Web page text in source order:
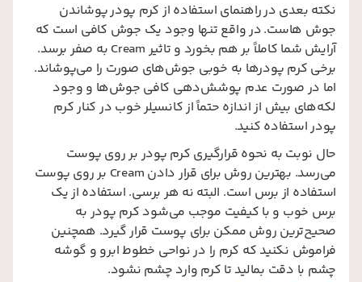
نکته بعدی در راهنمای استفاده از کرم پودر پوشاندن
جوش‌ هاست. در واقع تنها وجود یک جوش کافی است که
آرایش شما کاملاً بر هم بخورد و تاثیر Cream به صفر برسد.
برخی کرم پودرها به خوبی جوش‌های صورت را می‌پوشاند.
اما در صورت عدم پوشش‌دهی کافی جوش‌ها و وجود
لکه‌های بیش از اندازه حتماً از کانسیلر خوب در کنار کرم
پودر استفاده کنید.
حال نوبت به نحوه قرارگیری کرم پودر بر روی پوست
می‌رسد. بهترین روش برای قرار دادن Cream بر روی پوست
استفاده از برس است. البته نه هر برسی. استفاده از یک
برس خوب و با کیفیت موجب می‌شود کرم پودر به
صحیح‌ترین روش ممکن برای پوست قرار گیرد. همچنین
فراموش نکنید که کرم را در نواحی خطوط ابرو و گوشه
چشم با دقت بمالید تا کرم وارد چشم نشود.